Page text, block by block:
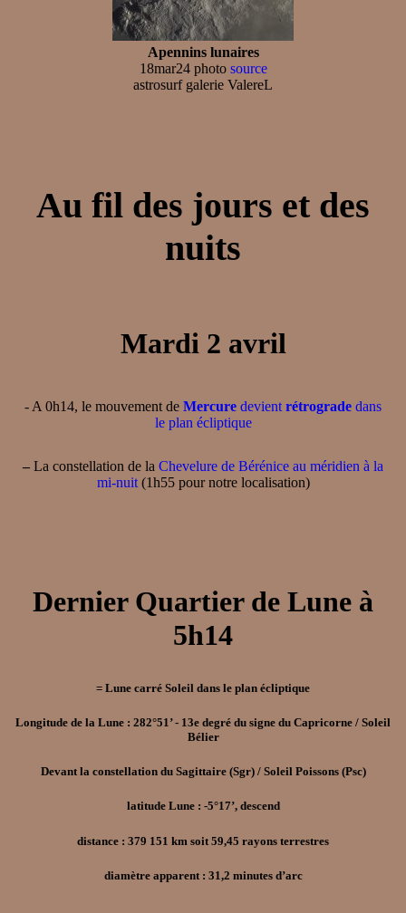
Apennins lunaires
18mar24 photo source
astrosurf galerie ValereL
Au fil des jours et des
nuits
Mardi 2 avril
- A 0h14, le mouvement de Mercure devient rétrograde dans
le plan écliptique
– La constellation de la Chevelure de Bérénice au méridien à la
mi-nuit(1h55 pour notre localisation)
Dernier Quartier de Lune à
5h14
= Lune carré Soleil dans le plan écliptique
Longitude de la Lune : 282°51’ - 13e degré du signe du Capricorne / Soleil
Bélier
Devant la constellation du Sagittaire (Sgr) / Soleil Poissons (Psc)
latitude Lune : -5°17’, descend
distance : 379 151 km soit 59,45 rayons terrestres
diamètre apparent : 31,2 minutes d’arc